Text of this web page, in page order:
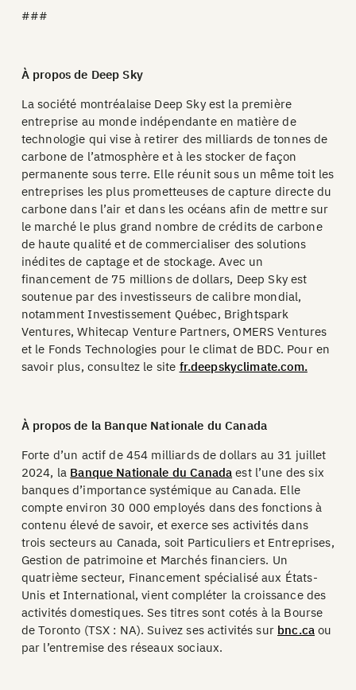
###
À propos de Deep Sky
La société montréalaise Deep Sky est la première
entreprise au monde indépendante en matière de
technologie qui vise à retirer des milliards de tonnes de
carbone de l’atmosphère et à les stocker de façon
permanente sous terre. Elle réunit sous un même toit les
entreprises les plus prometteuses de capture directe du
carbone dans l’air et dans les océans afin de mettre sur
le marché le plus grand nombre de crédits de carbone
de haute qualité et de commercialiser des solutions
inédites de captage et de stockage. Avec un
financement de 75 millions de dollars, Deep Sky est
soutenue par des investisseurs de calibre mondial,
notamment Investissement Québec, Brightspark
Ventures, Whitecap Venture Partners, OMERS Ventures
et le Fonds Technologies pour le climat de BDC. Pour en
savoir plus, consultez le site fr.deepskyclimate.com.
À propos de la Banque Nationale du Canada
Forte d’un actif de 454 milliards de dollars au 31 juillet
2024, la Banque Nationale du Canada est l’une des six
banques d’importance systémique au Canada. Elle
compte environ 30 000 employés dans des fonctions à
contenu élevé de savoir, et exerce ses activités dans
trois secteurs au Canada, soit Particuliers et Entreprises,
Gestion de patrimoine et Marchés financiers. Un
quatrième secteur, Financement spécialisé aux États-
Unis et International, vient compléter la croissance des
activités domestiques. Ses titres sont cotés à la Bourse
de Toronto (TSX : NA). Suivez ses activités sur bnc.caou
par l’entremise des réseaux sociaux.